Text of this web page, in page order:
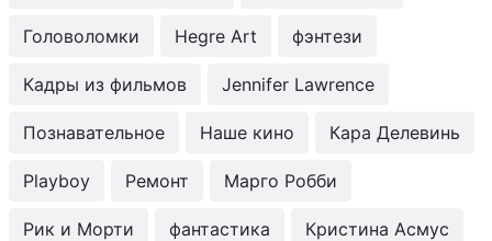
Головоломки Hegre Art фэнтези
Кадры из фильмов Jennifer Lawrence
Познавательное Наше кино Кара Делевинь
Playboy Ремонт Марго Робби
Рик и Морти фантастика Кристина Асмус